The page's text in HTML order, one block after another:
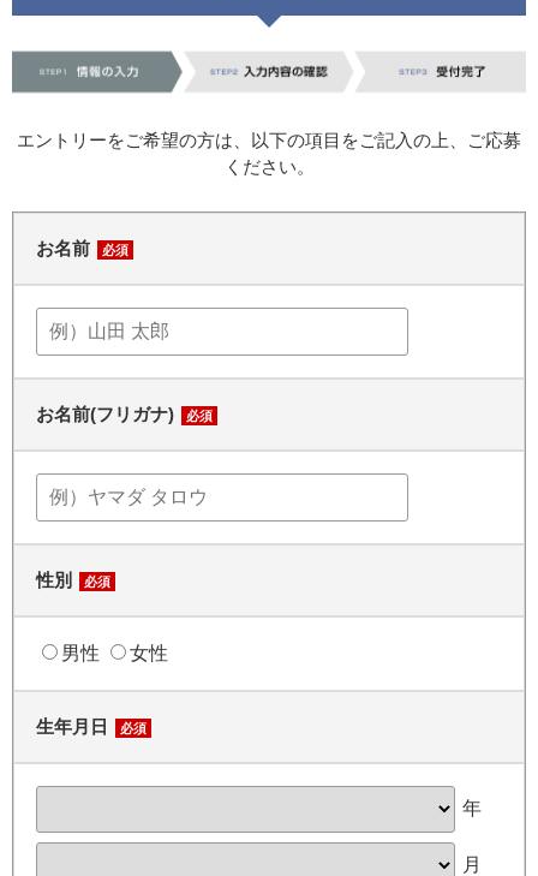
エントリーをご希望の方は、以下の項目をご記入の上、ご応募
ください。
お名前 必須
お名前(フリガナ) 必須
性別 必須
男性 女性
生年月日 必須
年
月